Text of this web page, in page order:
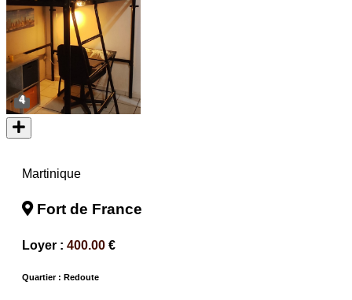
4
Martinique
Fort de France
Loyer : 400.00 €
Quartier : Redoute